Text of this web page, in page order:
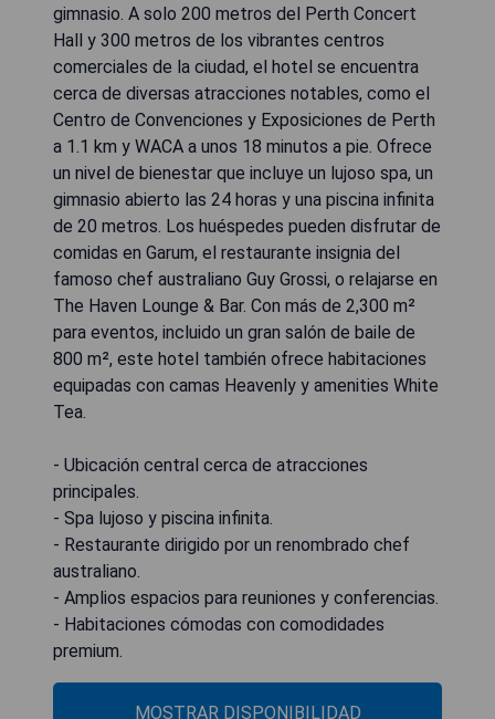
gimnasio. A solo 200 metros del Perth Concert
Hall y 300 metros de los vibrantes centros
comerciales de la ciudad, el hotel se encuentra
cerca de diversas atracciones notables, como el
Centro de Convenciones y Exposiciones de Perth
a 1.1 km y WACA a unos 18 minutos a pie. Ofrece
un nivel de bienestar que incluye un lujoso spa, un
gimnasio abierto las 24 horas y una piscina infinita
de 20 metros. Los huéspedes pueden disfrutar de
comidas en Garum, el restaurante insignia del
famoso chef australiano Guy Grossi, o relajarse en
The Haven Lounge & Bar. Con más de 2,300 m²
para eventos, incluido un gran salón de baile de
800 m², este hotel también ofrece habitaciones
equipadas con camas Heavenly y amenities White
Tea.
- Ubicación central cerca de atracciones
principales.
- Spa lujoso y piscina infinita.
- Restaurante dirigido por un renombrado chef
australiano.
- Amplios espacios para reuniones y conferencias.
- Habitaciones cómodas con comodidades
premium.
MOSTRAR DISPONIBILIDAD